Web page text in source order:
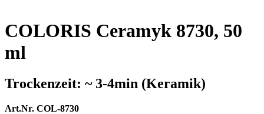
COLORIS Ceramyk 8730, 50
ml
Trockenzeit: ~ 3-4min (Keramik)
Art.Nr. COL-8730